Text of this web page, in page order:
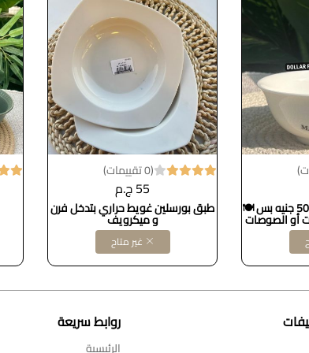
بوله بورسلين لطيفة بــ 50 جنيه بس 🍽️
أو الصوصات
بسيط وشيك
الصفرة بكل
(0 تقييمات)
55 ج.م
طبق بورسلين غويط حراري بتدخل فرن
و ميكرويف
غير متاح
روابط سريعة
الرئيسية